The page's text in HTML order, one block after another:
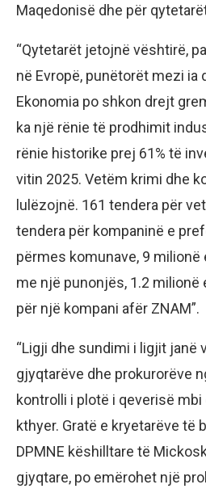
Maqedonisë dhe për
“Qytetarët jetojnë vështirë,
në Evropë, punëtorët mezi ia
Ekonomia po shkon drejt
ka një rënie të prodhimit
rënie historike prej 61% të
vitin 2025. Vetëm krimi dhe
lulëzojnë. 161 tendera për
tendera për kompaninë e
përmes komunave, 9 milionë
me një punonjës, 1.2
për një kompani afër ZNAM”.
“Ligji dhe sundimi i ligjit janë
gjyqtarëve dhe prokurorëve
kontrolli i plotë i qeverisë
kthyer. Gratë e kryetarëve të
DPMNE këshilltare të
gjyqtare, po emërohet një